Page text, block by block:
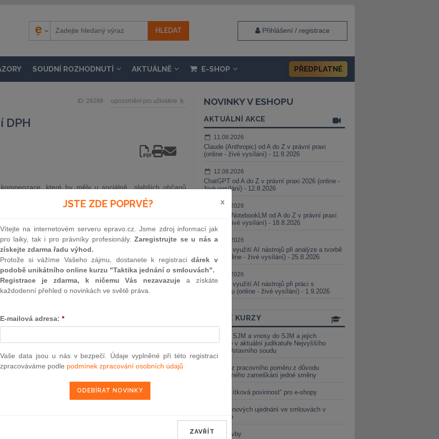
Přihlášení / registrace
SOUDNÍ ROZHODNUTÍ AKTUÁLNĚ E-SHOP PŘEDPLATNÉ
ID: 26288 upozornění pro uživatele
DPH
které by měly u sociálně slabších občanů
o DPH. Schválená opatření posilují příjmy rodin s
penzí jednorázový příspěvek od státu 1 000 Kč.
a to automaticky - není třeba podávat žádnou
je kompenzací dopadů zvýšení daně z přidané hodnoty
všech typů důchodů, tedy starobního, plného i částečně
důchodu.
nárok na důchod nebo jeho část alespoň
stejným způsobem,
v sudé dny v měsíci od 2. do 24. 6.
výplatní doklad se dvěma ústřižky, které mu zůstanou (1
ústřižek s výší jednorázového příspěvku)
připsán na účet zároveň s důchodem (projeví se
pošle ČSSZ příspěvek tomuto ústavu.
NOVINKY V ESHOPU
AKTUÁLNÍ AKCE
11.08.2026
Claude (Anthropic) od A do Z v právní praxi
(online - živé vysílání) - 11.8.2026
12.08.2026
ChatGPT od A do Z v právní praxi 2026 (online -
živé vysílání) - 12.8.2026
18.08.2026
Gemini a NotebookLM od A do Z v právní praxi
(online - živé vysílání) - 18.8.2026
25.08.2026
Praktické využití AI nástrojů při analýze a tvorbě
smluv (online - živé vysílání) - 25.8.2026
01.09.2026
Praktické využití AI nástrojů při práci s
judikaturou (online - živé vysílání) - 1.9.2026
ONLINE KURZY
Vnosy ze SJM a vnosy do SJM a jejich
valorizace v aktuální judikatuře Nejvyššího
soudu a Ústavního soudu
Výpověď z pracovního poměru z důvodu
neomluveného zameškání jedné směny
Nová „tlačítková povinnost“ pro e-shopy
Změna cenových ujednání ve smlouvách v
energetice
Černé stavby
JSTE ZDE POPRVÉ? x
Vítejte na internetovém serveru epravo.cz. Jsme zdroj informací jak
pro laiky, tak i pro právníky profesionály.Zaregistrujte se u nás a
získejte zdarma řadu výhod.
Protože si vážíme Vašeho zájmu, dostanete k registracidárek v
podobě unikátního online kurzu "Taktika jednání o smlouvách".
Registrace je zdarma, k ničemu Vás nezavazuje a získáte
každodenní přehled o novinkách ve světě práva.
E-mailová adresa: *
Vaše data jsou u nás v bezpečí. Údaje vyplněné při této registraci
zpracováváme podle podmínek zpracování osobních údajů
ZAVŘÍT